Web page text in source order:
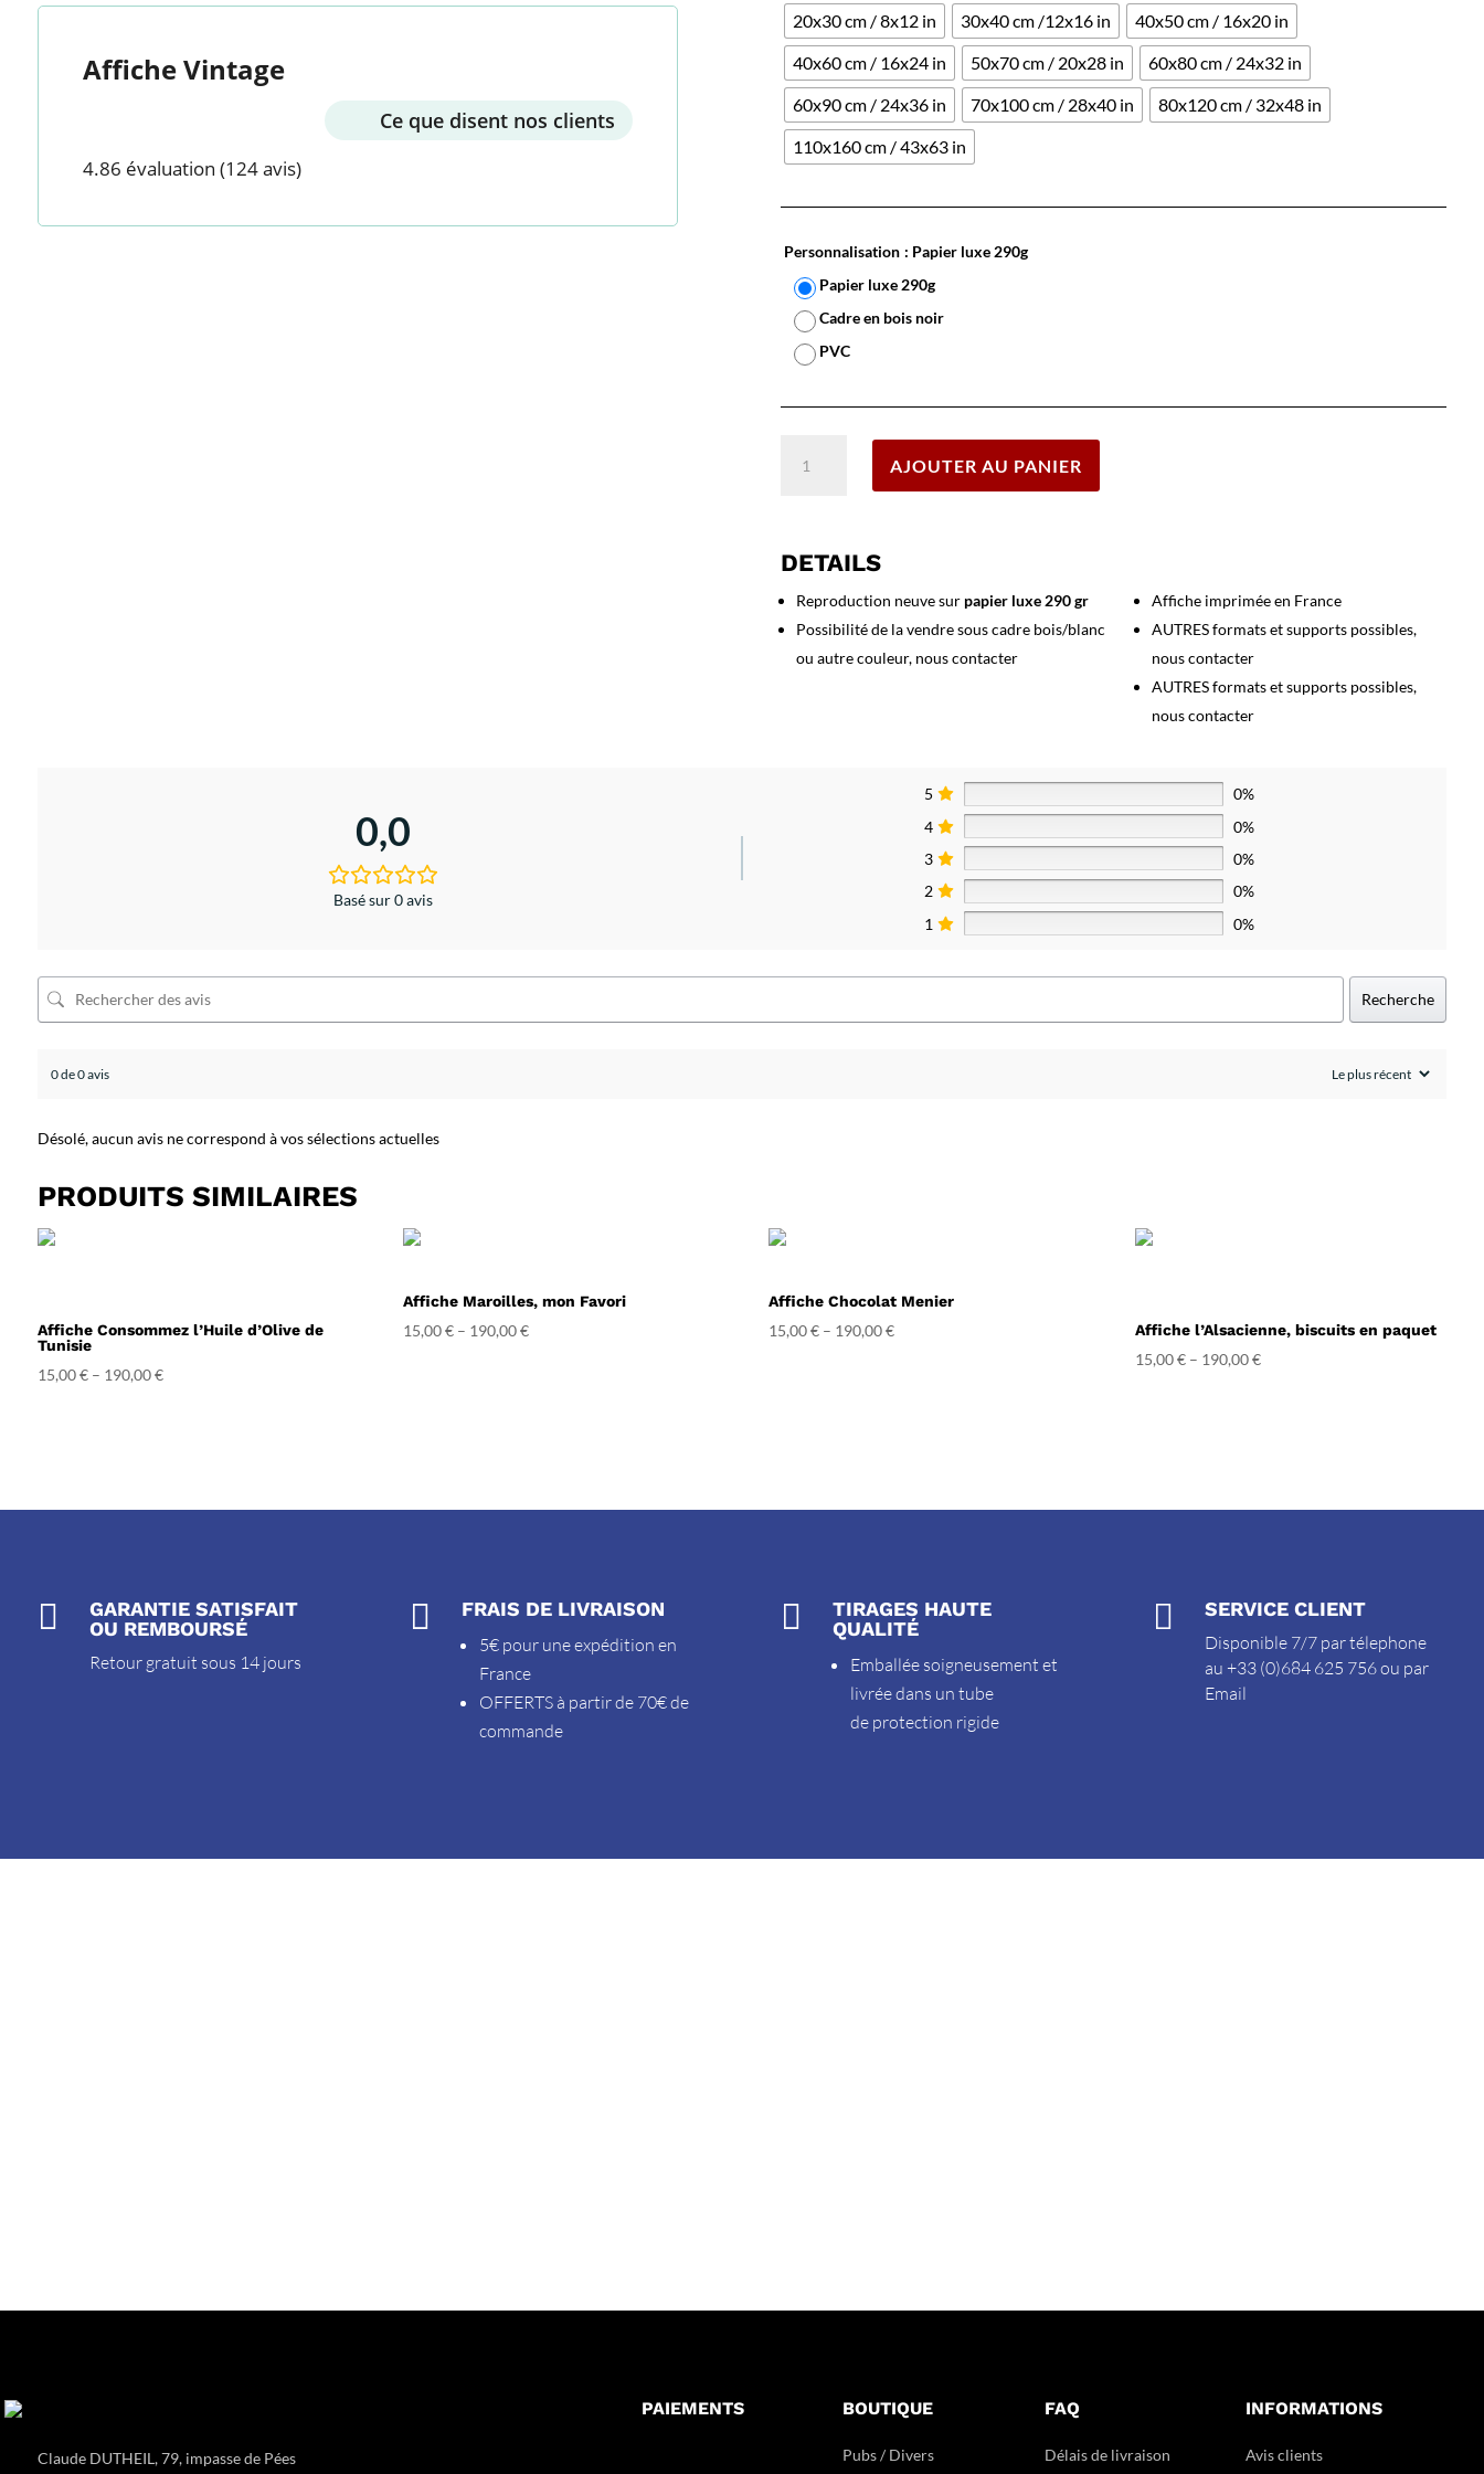
Affiche Vintage
Ce que disent nos clients
4.86 évaluation (124 avis)
20x30 cm / 8x12 in 30x40 cm /12x16 in
40x50 cm / 16x20 in
40x60 cm / 16x24 in
50x70 cm / 20x28 in
60x80 cm / 24x32 in
60x90 cm / 24x36 in
70x100 cm / 28x40 in
80x120 cm / 32x48 in
110x160 cm / 43x63 in
Personnalisation : Papier luxe 290g
Papier luxe 290g
Cadre en bois noir
PVC
Cigogne
AJOUTER AU PANIER
DETAILS
Reproduction neuve sur papier luxe 290 gr
Possibilité de la vendre sous cadre bois/blanc
ou autre couleur, nous contacter
Affiche imprimée en France
AUTRES formats et supports possibles,
nous contacter
AUTRES formats et supports possibles,
nous contacter
0,0
Basé sur 0 avis
5
0%
4
0%
3
0%
2
0%
1
0%
Recherche
0 de 0 avis
Désolé, aucun avis ne correspond à vos sélections actuelles
PRODUITS SIMILAIRES
Affiche Consommez l’Huile d’Olive de
Tunisie
15,00€– 190,00€
Affiche Maroilles, mon Favori
15,00€– 190,00€
Affiche Chocolat Menier
15,00€ – 190,00€ Affiche l’Alsacienne, biscuits en paquet
15,00€– 190,00€

GARANTIE SATISFAIT
OU REMBOURSÉ
Retour gratuit sous 14 jours
 FRAIS DE LIVRAISON
5€ pour une expédition en
France
OFFERTS à partir de 70€ de
commande

TIRAGES HAUTE
QUALITÉ
Emballée soigneusement et
livrée dans un tube
de protection rigide
 SERVICE CLIENT
Disponible 7/7 par télephone
au +33 (0)684 625 756 ou par
Email
Claude DUTHEIL, 79, impasse de Pées
PAIEMENTS BOUTIQUE
Pubs / Divers
FAQ
Délais de livraison
INFORMATIONS
Avis clients